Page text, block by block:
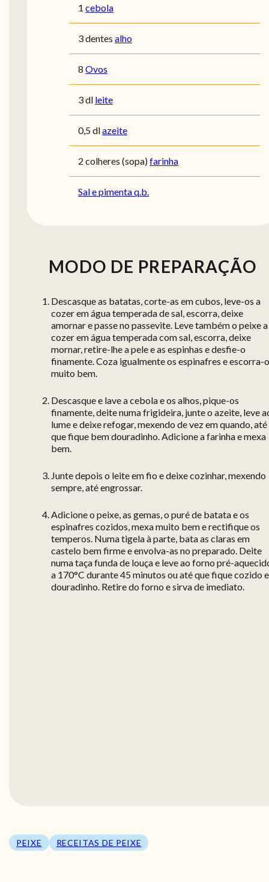
1 cebola
3 dentes alho
8 Ovos
3 dl leite
0,5 dlazeite
2 colheres (sopa)farinha
Sal e pimenta q.b.
MODO DE PREPARAÇÃO
Descasque as batatas, corte-as em cubos, leve-os a
cozer em água temperada de sal, escorra, deixe
amornar e passe no passevite. Leve também o peixe a
cozer em água temperada com sal, escorra, deixe
mornar, retire-lhe a pele e as espinhas e desfie-o
finamente. Coza igualmente os espinafres e escorra-
muito bem.
Descasque e lave a cebola e os alhos, pique-os
finamente, deite numa frigideira, junte o azeite, leve
lume e deixe refogar, mexendo de vez em quando, até
que fique bem douradinho. Adicione a farinha e mexa
bem.
Junte depois o leite em fio e deixe cozinhar, mexendo
sempre, até engrossar.
Adicione o peixe, as gemas, o puré de batata e os
espinafres cozidos, mexa muito bem e rectifique os
temperos. Numa tigela à parte, bata as claras em
castelo bem firme e envolva-as no preparado. Deite
numa taça funda de louça e leve ao forno pré-
a 170°C durante 45 minutos ou até que fique cozido e
douradinho. Retire do forno e sirva de imediato.
PEIXE RECEITAS DE PEIXE